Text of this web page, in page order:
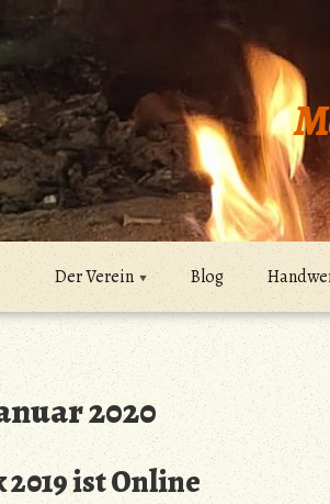
Der Verein Blog
2020
ist Online